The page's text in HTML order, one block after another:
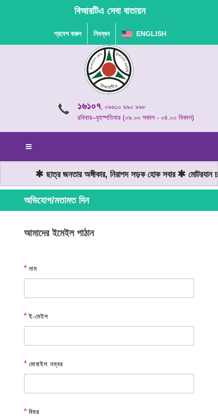
বিআরটিএ সেবা বাতায়ন
প্রবেশ করুন নিবন্ধন ENGLISH
১৬১০৭, ০৯৬১০ ৯৯০ ৯৯৮
রবিবার–বৃহস্পতিবার (০৯.০০ সকাল - ০৪.০০ বিকাল)
ছাত্র জনতার অঙ্গীকার, নিরাপদ সড়ক হোক সবার মোটরযান
অভিযোগ/মতামত দিন
আমাদের ইমেইল পাঠান
* নাম
* ই-মেইল
* মোবাইল নম্বর
* বিষয়